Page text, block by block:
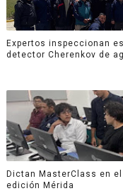
Expertos inspeccionan
detector Cherenkov de
Dictan MasterClass en
edición Mérida